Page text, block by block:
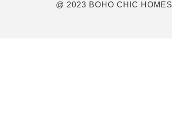
@ 2023 BOHO CHIC HOMES